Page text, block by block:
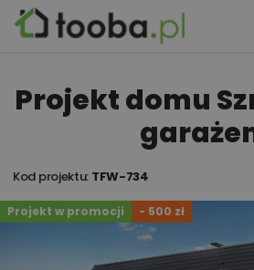
Projekt domu
Kod projektu: TFW-734
Projekt w promocji - 500 zł